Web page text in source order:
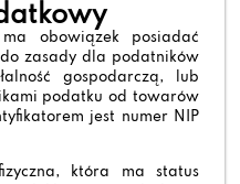
obowiązek posiadać
zasady dla podatników
gospodarczą, lub
podatku od towarów
jest numer NIP
która ma status